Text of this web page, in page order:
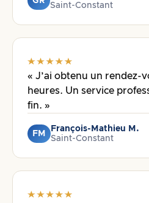
Saint-Constant
« J’ai obtenu un rendez-
heures. Un service
fin. »
FM
François-Mathieu M.
Saint-Constant